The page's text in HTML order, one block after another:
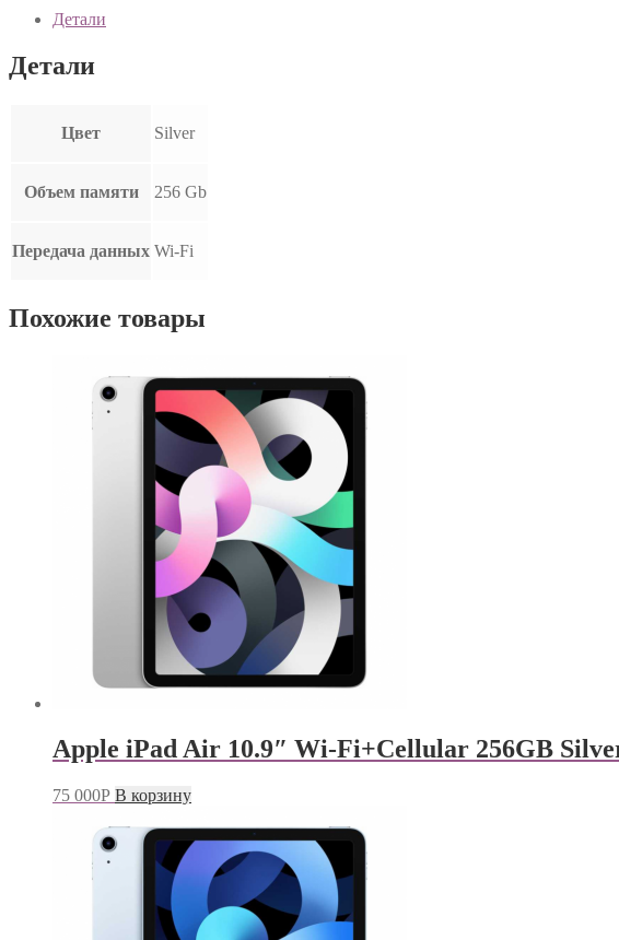
Детали
Детали
Цвет Silver
Объем памяти 256 Gb
Передача данных Wi-Fi
Похожие товары
Apple iPad Air 10.9″ Wi-Fi+Cellular 256GB
75 000Р В корзину